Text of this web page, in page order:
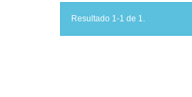
Resultado 1-1 de 1.